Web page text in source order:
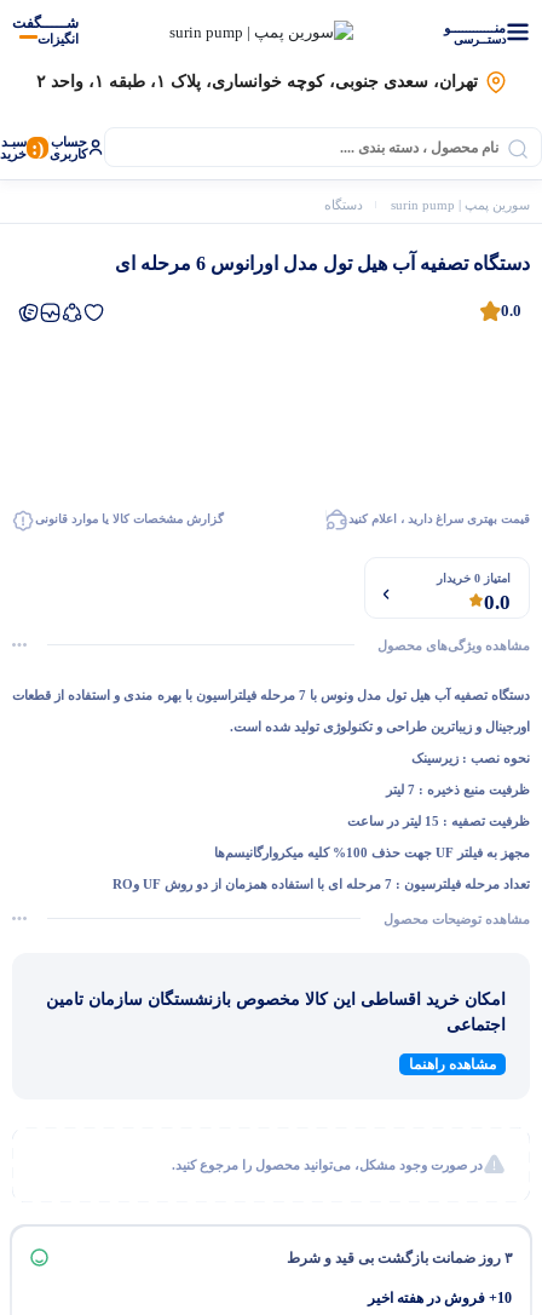
منــــــــــــو
دستــرسی
شـــــگفت
انگیزات
تهران، سعدی جنوبی، کوچه خوانساری، پلاک ۱، طبقه ۱، واحد ۲
حساب
کاربری (: سبـد
خرید
سورین پمپ | surin pump دستگاه های تصفیه
دستگاه تصفیه آب هیل تول مدل اورانوس 6 مرحله ای
0.0
قیمت بهتری سراغ دارید ، اعلام کنید گزارش مشخصات کالا یا موارد قانونی
امتیاز 0 خریدار
0.0
مشاهده ویژگی‌های محصول
دستگاه تصفیه آب هیل تول مدل ونوس با 7 مرحله فیلتراسیون با بهره مندی و استفاده از قطعات
اورجینال و زیباترین طراحی و تکنولوژی تولید شده است.
نحوه نصب : زیرسینک
ظرفیت منبع ذخیره : 7 لیتر
ظرفیت تصفیه : 15 لیتر در ساعت
مجهز به فیلتر UF جهت حذف 100% کلیه میکروارگانیسم‌ها
تعداد مرحله فیلترسیون : 7 مرحله ای با استفاده همزمان از دو روش UF وRO
مشاهده توضیحات محصول
امکان خرید اقساطی این کالا مخصوص بازنشستگان سازمان تامین
اجتماعی
مشاهده راهنما
در صورت وجود مشکل، می‌توانید محصول را مرجوع کنید.
۳ روز ضمانت بازگشت بی قید و شرط
10+ فروش در هفته اخیر